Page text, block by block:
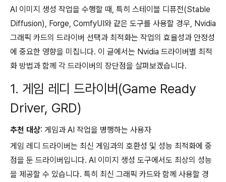
AI 이미지 생성 작업을 수행할 때, 특히 스테이블 디퓨전(Stable
Diffusion), Forge, ComfyUI와 같은 도구를 사용할 경우, Nvidia
그래픽 카드의 드라이버 선택과 최적화는 작업의 효율성과 안정성
에 중요한 영향을 미칩니다. 이 글에서는 Nvidia 드라이버별 최적
화 방법과 함께 각 드라이버의 장단점을 살펴보겠습니다.
1. 게임 레디 드라이버(Game Ready
Driver, GRD)
추천 대상: 게임과 AI 작업을 병행하는 사용자
게임 레디 드라이버는 최신 게임과의 호환성 및 성능 최적화에 중
점을 둔 드라이버입니다. AI 이미지 생성 도구에서도 최상의 성능
을 제공할 수 있습니다. 특히 최신 그래픽 카드와 함께 사용할 경